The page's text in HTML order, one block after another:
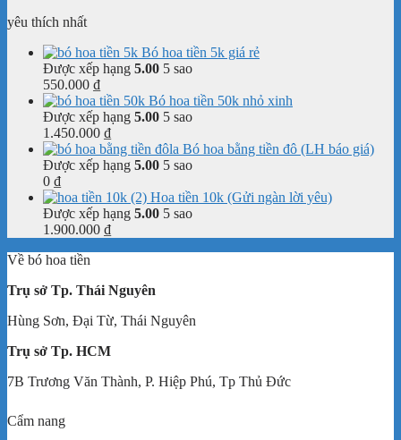
yêu thích nhất
Bó hoa tiền 5k giá rẻ
Được xếp hạng 5.00 5 sao
550.000 ₫
Bó hoa tiền 50k nhỏ xinh
Được xếp hạng 5.00 5 sao
1.450.000 ₫
Bó hoa bằng tiền đô (LH báo giá)
Được xếp hạng 5.00 5 sao
0 ₫
Hoa tiền 10k (Gửi ngàn lời yêu)
Được xếp hạng 5.00 5 sao
1.900.000 ₫
Về bó hoa tiền
Trụ sở Tp. Thái Nguyên
Hùng Sơn, Đại Từ, Thái Nguyên
Trụ sở Tp. HCM
7B Trương Văn Thành, P. Hiệp Phú, Tp Thủ Đức
Cẩm nang